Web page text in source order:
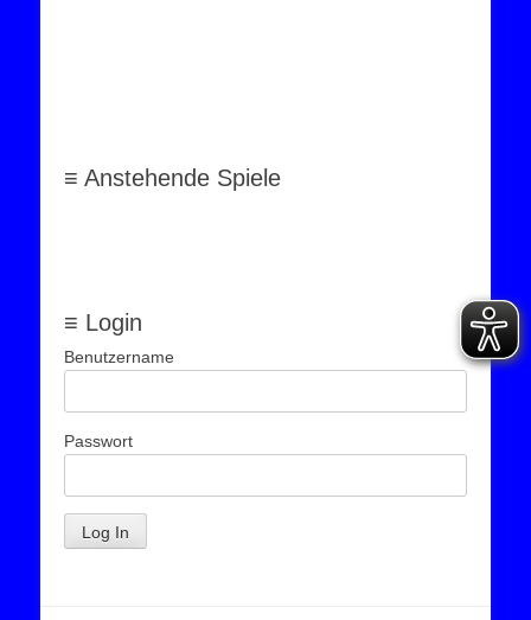
≡ Anstehende Spiele
≡ Login
Benutzername
Passwort